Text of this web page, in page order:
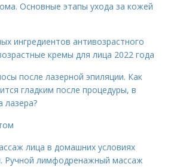
Основные этапы ухода за кожей
ингредиентов антивозрастного
кремы для лица 2022 года
после лазерной эпиляции. Как
гладким после процедуры, в
лазера?
лица в домашних условиях
Ручной лимфодренажный массаж